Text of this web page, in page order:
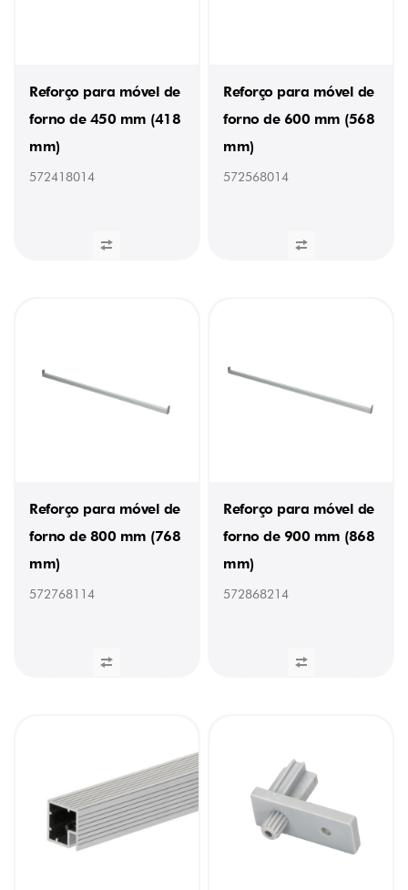
Reforço para móvel de
forno de 450 mm (418
mm)
572418014
Reforço para móvel de
forno de 600 mm (568
mm)
572568014
Reforço para móvel de
forno de 800 mm (768
mm)
572768114
Reforço para móvel de
forno de 900 mm (868
mm)
572868214